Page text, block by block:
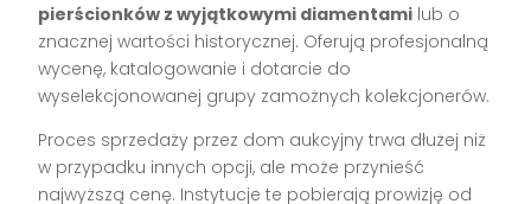
pierścionków z wyjątkowymi diamentami lub o
znacznej wartości historycznej. Oferują profesjonalną
wycenę, katalogowanie i dotarcie do
wyselekcjonowanej grupy zamożnych kolekcjonerów.
Proces sprzedaży przez dom aukcyjny trwa dłużej niż
w przypadku innych opcji, ale może przynieść
najwyższą cenę. Instytucje te pobierają prowizję od